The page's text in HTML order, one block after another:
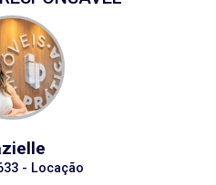
- Locação